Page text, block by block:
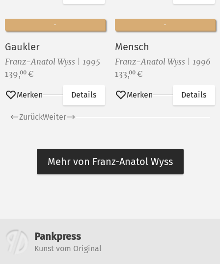
Gaukler
Franz-Anatol Wyss | 1995
Preis:
139,00 €
Merken Details
Mensch
Franz-Anatol Wyss | 1996
Preis:
133,00 €
Merken Details
ZurückWeiter
Mehr von Franz-Anatol Wyss
Weitere Informationen
Pankpress
Kunst vom Original